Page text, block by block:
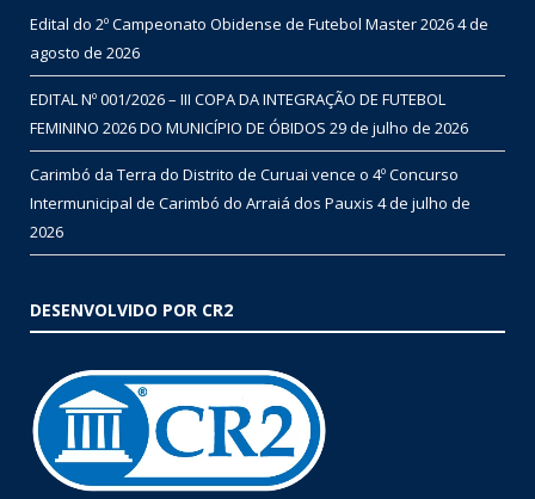
Edital do 2º Campeonato Obidense de Futebol Master 20264 de
agosto de 2026
EDITAL Nº 001/2026 – III COPA DA INTEGRAÇÃO DE FUTEBOL
FEMININO 2026 DO MUNICÍPIO DE ÓBIDOS 29 de julho de 2026
Carimbó da Terra do Distrito de Curuai vence o 4º Concurso
Intermunicipal de Carimbó do Arraiá dos Pauxis 4 de julho de
2026
DESENVOLVIDO POR CR2